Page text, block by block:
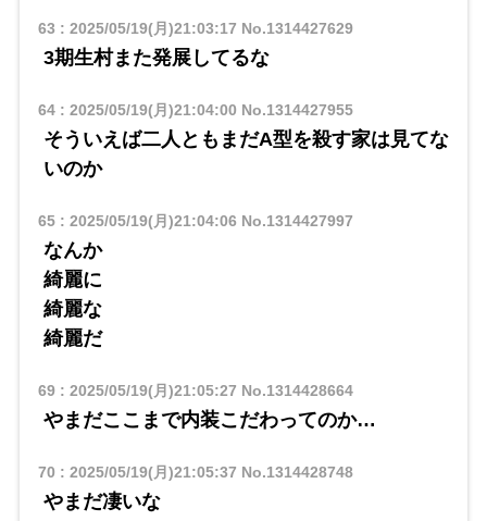
63 : 2025/05/19(月)21:03:17 No.1314427629
3期生村また発展してるな
64: 2025/05/19(月)21:04:00 No.1314427955
そういえば二人ともまだA型を殺す家は見てな
いのか
65: 2025/05/19(月)21:04:06 No.1314427997
なんか
綺麗に
綺麗な
綺麗だ
69: 2025/05/19(月)21:05:27 No.1314428664
やまだここまで内装こだわってのか…
70 : 2025/05/19(月)21:05:37 No.1314428748
やまだ凄いな